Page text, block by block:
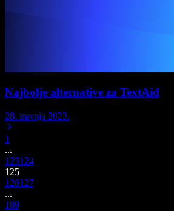
Najbolje alternative za TextAid
28. travnja 2023.
1
...
123124
125
126127
...
189